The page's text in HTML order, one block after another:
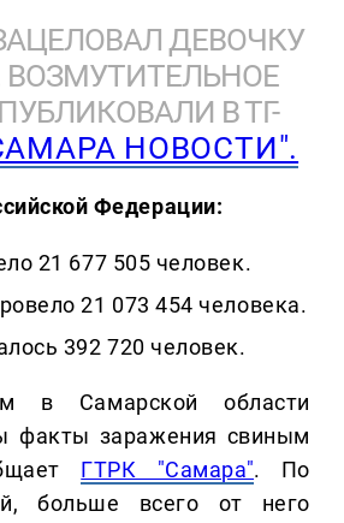
ДЕВОЧКУ
ВОЗМУТИТЕЛЬНОЕ
В ТГ-
НОВОСТИ".
Федерации:
21 677 505 человек.
21 073 454 человека.
392 720 человек.
в Самарской области
факты заражения свиным
ГТРК "Самара". По
больше всего от него